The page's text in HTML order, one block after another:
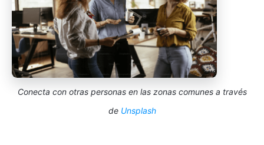
Conecta con otras personas en las zonas comunes a través
de Unsplash